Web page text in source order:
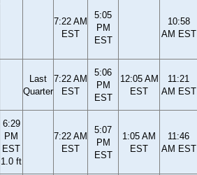
7:22 AM
EST
5:05
PM
EST
10:58
AM EST
Last
Quarter
7:22 AM
EST
5:06
PM
EST
12:05 AM
EST
11:21
AM EST
6:29
PM
EST
1.0 ft
7:22 AM
EST
5:07
PM
EST
1:05 AM
EST
11:46
AM EST